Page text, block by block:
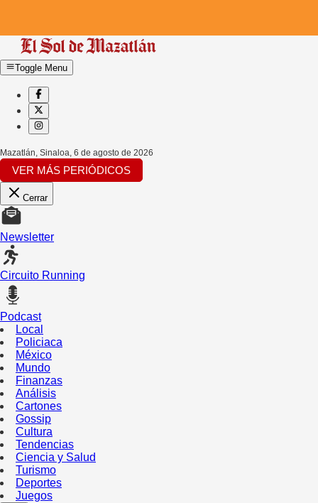
Toggle Menu
Mazatlán, Sinaloa, 6 de agosto de 2026
VER MÁS PERIÓDICOS
Cerrar
Newsletter
Circuito Running
Podcast
Local
Policiaca
México
Mundo
Finanzas
Análisis
Cartones
Gossip
Cultura
Tendencias
Ciencia y Salud
Turismo
Deportes
Juegos